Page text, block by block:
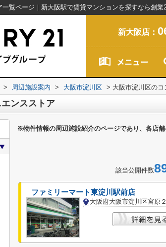
新大阪店：
> 周辺施設案内 > 大阪市淀川区 > 大阪市淀川区の
ンスストア
※物件情報の周辺施設紹介のページであり、各店
該当公開件数
ファミリーマート東淀川駅前店
大阪府大阪市淀川区宮原